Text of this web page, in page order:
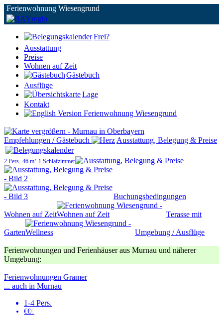
Ferienwohnung Wiesengrund
Frei?
Ausstattung
Preise
Wohnen auf Zeit
Gästebuch
Ausflüge
Lage
Kontakt
Empfehlungen / Gästebuch Ausstattung, Belegung & Preise
2 Pers. 46 m² 1 Schlafzimmer
Buchungsbedingungen
Wohnen auf Zeit Terasse mit
Garten Umgebung / Ausflüge
Ferienwohnungen und Ferienhäuser aus Murnau und näherer
Umgebung:
Ferienwohnungen Gramer
... auch in Murnau
1-4 Pers.
€€€